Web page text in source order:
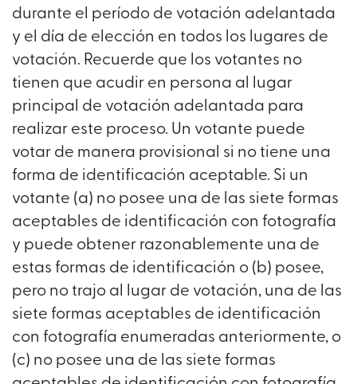
durante el período de votación adelantada
y el día de elección en todos los lugares de
votación. Recuerde que los votantes no
tienen que acudir en persona al lugar
principal de votación adelantada para
realizar este proceso. Un votante puede
votar de manera provisional si no tiene una
forma de identificación aceptable. Si un
votante (a) no posee una de las siete formas
aceptables de identificación con fotografía
y puede obtener razonablemente una de
estas formas de identificación o (b) posee,
pero no trajo al lugar de votación, una de las
siete formas aceptables de identificación
con fotografía enumeradas anteriormente, o
(c) no posee una de las siete formas